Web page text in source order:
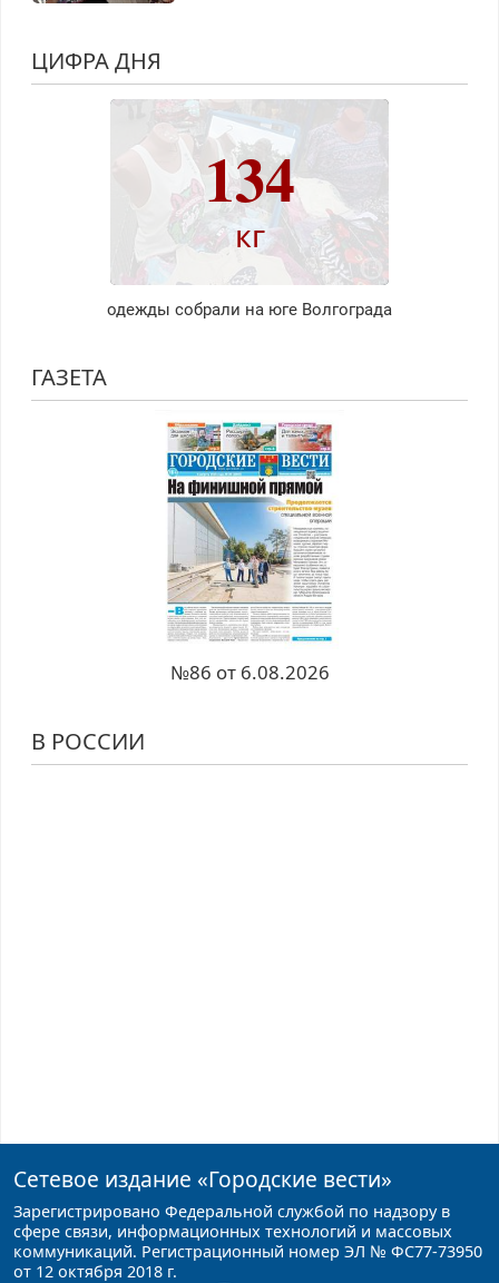
ЦИФРА ДНЯ
134
кг
одежды собрали на юге Волгограда
ГАЗЕТА
№86 от 6.08.2026
В РОССИИ
Сетевое издание «Городские вести»
Зарегистрировано Федеральной службой по надзору в
сфере связи, информационных технологий и массовых
коммуникаций. Регистрационный номер ЭЛ № ФС77-73950
от 12 октября 2018 г.